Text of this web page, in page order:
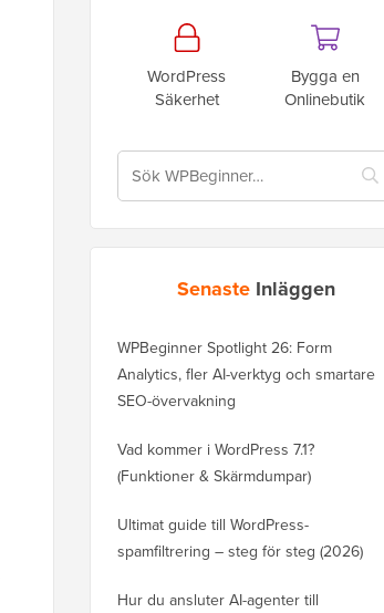
WordPress
Säkerhet
Bygga en
Onlinebutik
Senaste Inläggen
WPBeginner Spotlight 26: Form
Analytics, fler AI-verktyg och smartare
SEO-övervakning
Vad kommer i WordPress 7.1?
(Funktioner & Skärmdumpar)
Ultimat guide till WordPress-
spamfiltrering – steg för steg (2026)
Hur du ansluter AI-agenter till